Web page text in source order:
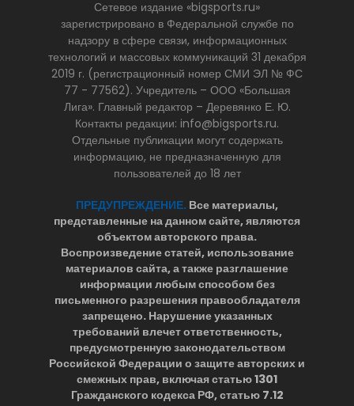
Сетевое издание «bigsports.ru»
зарегистрировано в Федеральной службе по
надзору в сфере связи, информационных
технологий и массовых коммуникаций 31 декабря
2019 г. (регистрационный номер СМИ ЭЛ № ФС
77 - 77562). Учредитель – ООО «Большая
Лига». Главный редактор – Деревянко Е. Ю.
Контакты редакции: info@bigsports.ru.
Отдельные публикации могут содержать
информацию, не предназначенную для
пользователей до 18 лет
ПРЕДУПРЕЖДЕНИЕ. Все материалы,
представленные на данном сайте, являются
объектом авторского права.
Воспроизведение статей, использование
материалов сайта, а также разглашение
информации любым способом без
письменного разрешения правообладателя
запрещено. Нарушение указанных
требований влечет ответственность,
предусмотренную законодательством
Российской Федерации о защите авторских и
смежных прав, включая статью 1301
Гражданского кодекса РФ, статью 7.12